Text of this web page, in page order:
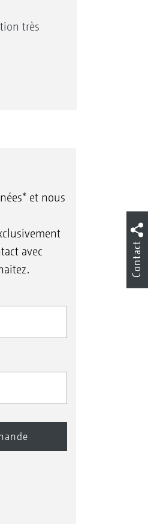
très
les
tout
Le
à
et nous
avec
Contact